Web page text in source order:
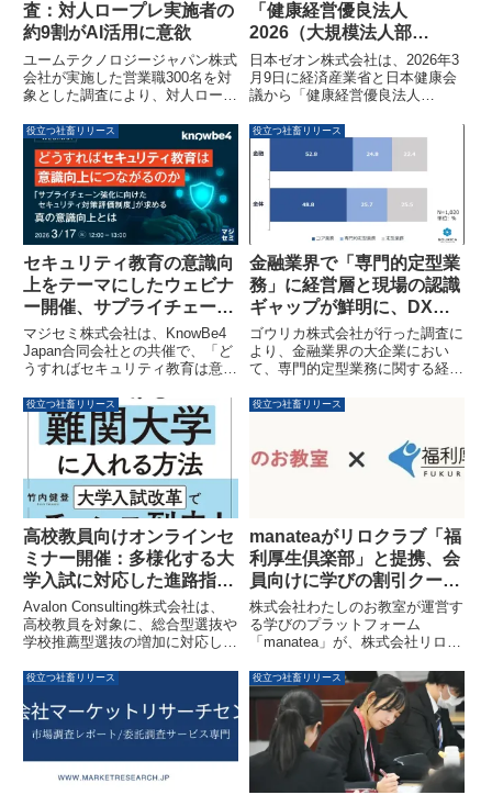
査：対人ロープレ実施者の
約9割がAI活用に意欲
ユームテクノロジージャパン株式
会社が実施した営業職300名を対
象とした調査により、対人ロール
人が多く、その約9割がAIロール
プレイングの利用を希望している
ことが明らかになりました。現場
がAIに求めるのは会話のリアリテ
ィとスキルの可視化であり、心理
的負担のない育成環境へのニーズ
が高まっています。
「健康経営優良法人
2026（大規模法人部
門）」に認定されました
日本ゼオン株式会社は、2026年3
月9日に経済産業省と日本健康会
議から「健康経営優良法人
連続で認定されました。社員の健
康増進と働きがい向上に向けた多
います。
役立つ社畜リリース
セキュリティ教育の意識向
上をテーマにしたウェビナ
ー開催、サプライチェーン
強化への真の対策を解説
マジセミ株式会社は、KnowBe4
Japan合同会社との共催で、「ど
うすればセキュリティ教育は意識
したウェビナーを2026年3月17日
に開催します。本ウェビナーで
は、経済産業省が主導する「サプ
ライチェーン強化に向けたセキュ
リティ対策評価制度」の全体像
と、形骸化しがちなセキュリティ
教育からの脱却、全社的な意識向
上と行動変容を促すヒューマンリ
スク管理の考え方について解説し
ます。
役立つ社畜リリース
金融業界で「専門的定型業
務」に経営層と現場の認識
ギャップが鮮明に、DX導
入後も負担増加の実態が明
らかに
ゴウリカ株式会社が行った調査に
より、金融業界の大企業におい
て、専門的定型業務に関する経営
あることが判明しました。DXツ
じる声が現場から多く聞かれ、業
務効率化の新たな課題が浮き彫り
役立つ社畜リリース
高校教員向けオンラインセ
ミナー開催：多様化する大
学入試に対応した進路指導
と出願戦略を解説
Avalon Consulting株式会社は、
高校教員を対象に、総合型選抜や
学校推薦型選抜の増加に対応した
るオンラインセミナーを2026年5
ーでは、東大卒ベストセラー著者
が、進路指導・三者面談に活かせ
役立つ社畜リリース
manateaがリロクラブ「福
利厚生倶楽部」と提携、会
員向けに学びの割引クーポ
ン提供を開始
株式会社わたしのお教室が運営す
る学びのプラットフォーム
「manatea」が、株式会社リロク
を開始しました。これにより、
「福利厚生倶楽部」の会員は、
manateaで提供される幅広いレッ
スンを割引価格で利用できるよう
になります。
役立つ社畜リリース 役立つ社畜リリース